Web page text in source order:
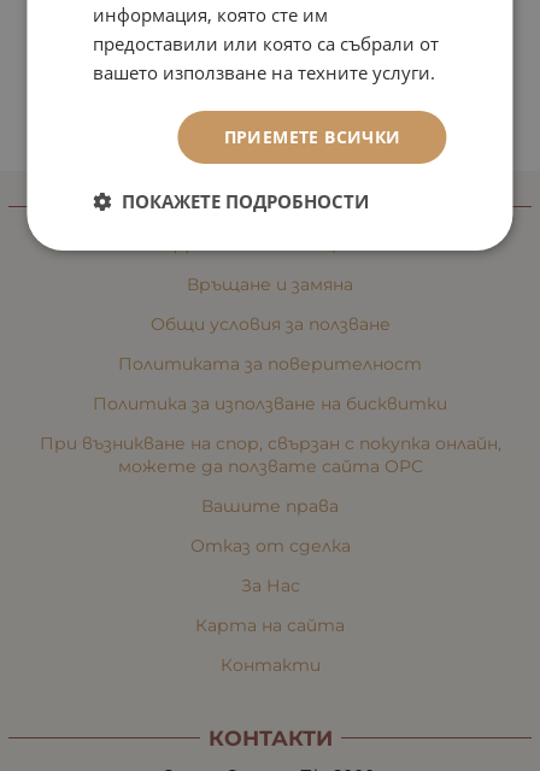
ИНФОРМАЦИЯ
Връщане и замяна
Общи условия за ползване
Политиката за поверителност
Политика за използване на бисквитки
При възникване на спор, свързан с покупка онлайн,
можете да ползвате сайта ОРС
Вашите права
Отказ от сделка
За Нас
Карта на сайта
Контакти
КОНТАКТИ
информация, която сте им
предоставили или която са събрали от
вашето използване на техните услуги.
ПРИЕМЕТЕ ВСИЧКИ
ПОКАЖЕТЕ ПОДРОБНОСТИ